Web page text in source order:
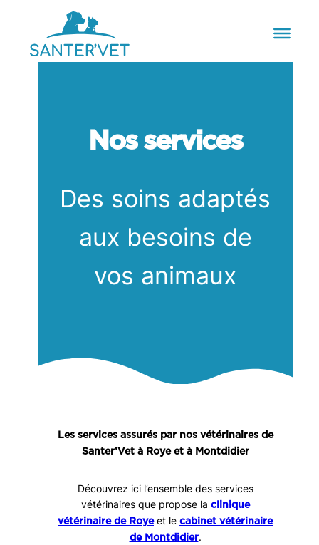
Nos services
Des soins adaptés
aux besoins de
vos animaux
Les services assurés par nos vétérinaires de
Santer’Vet à Roye et à Montdidier
Découvrez ici l’ensemble des services
vétérinaires que propose la clinique
vétérinaire de Royeet le cabinet vétérinaire
de Montdidier.